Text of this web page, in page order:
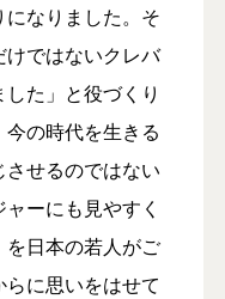
なりました。そ
ではないクレバ
た」と役づくり
の時代を生きる
せるのではない
ーにも見やすく
日本の若人がご
に思いをはせて